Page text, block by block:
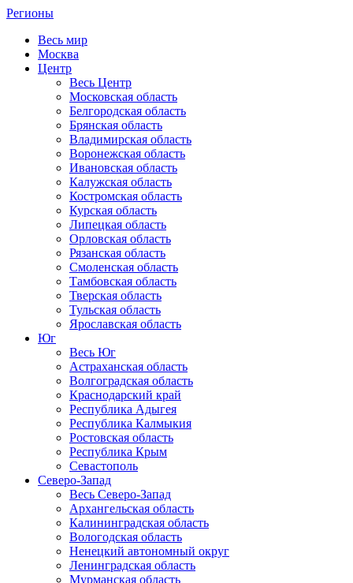
Регионы
Весь мир
Москва
Центр
Весь Центр
Московская область
Белгородская область
Брянская область
Владимирская область
Воронежская область
Ивановская область
Калужская область
Костромская область
Курская область
Липецкая область
Орловская область
Рязанская область
Смоленская область
Тамбовская область
Тверская область
Тульская область
Ярославская область
Юг
Весь Юг
Астраханская область
Волгоградская область
Краснодарский край
Республика Адыгея
Республика Калмыкия
Ростовская область
Республика Крым
Севастополь
Северо-Запад
Весь Северо-Запад
Архангельская область
Калининградская область
Вологодская область
Ненецкий автономный округ
Ленинградская область
Мурманская область